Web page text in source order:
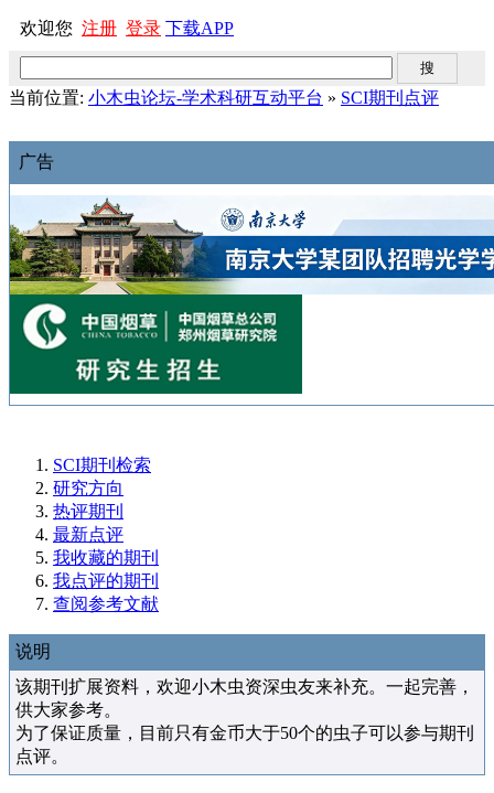
欢迎您 注册 登录 下载APP
当前位置: 小木虫论坛-学术科研互动平台 » SCI期刊点评
广告
SCI期刊检索
研究方向
热评期刊
最新点评
我收藏的期刊
我点评的期刊
查阅参考文献
说明
该期刊扩展资料，欢迎小木虫资深虫友来补充。一起完善，
供大家参考。
为了保证质量，目前只有金币大于50个的虫子可以参与期刊
点评。